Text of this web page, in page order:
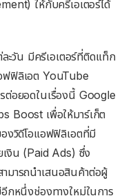
ให้กับครีเอเตอร์ได้
ะวัน มีครีเอเตอร์ที่ติดแท็ก
ฟฟิลิเอต YouTube
ต่อยอดในเรื่องนี้ Google
Boost เพื่อให้มาร์เก็ต
องวิดีโอแอฟฟิลิเอตที่มี
เงิน (Paid Ads) ซึ่ง
ามารถนำเสนอสินค้าต่อผู้
กหนึ่งช่องทางใหม่ในการ